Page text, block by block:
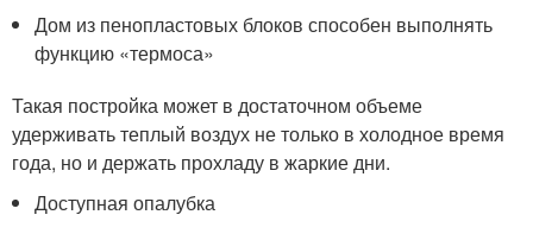
Дом из пенопластовых блоков способен выполнять
функцию «термоса»
Такая постройка может в достаточном объеме
удерживать теплый воздух не только в холодное время
года, но и держать прохладу в жаркие дни.
Доступная опалубка